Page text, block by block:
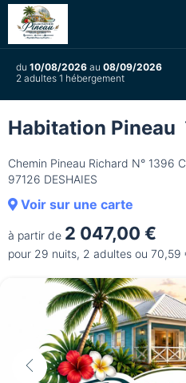
du 10/08/2026 au 08/09/2026
2 adultes 1 hébergement
Habitation Pineau
Chemin Pineau Richard N° 1396
97126 DESHAIES
Voir sur une carte
à partir de 2 047,00 €
pour 29 nuits, 2 adultes ou 70,59